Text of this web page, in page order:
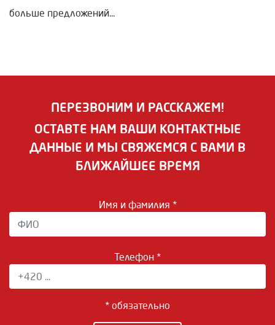
больше предложений...
ПЕРЕЗВОНИМ И РАССКАЖЕМ!
ОСТАВТЕ НАМ ВАШИ КОНТАКТНЫЕ
ДАННЫЕ И МЫ СВЯЖЕМСЯ С ВАМИ В
БЛИЖАЙШЕЕ ВРЕМЯ
Имя и фамилия *
Телефон *
* обязательно